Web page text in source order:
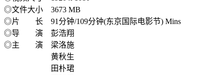
◎文件大小 3673 MB
◎片 长 91分钟/109分钟(东京国际电影节) Mins
◎导 演 彭浩翔
◎主 演 梁洛施
黄秋生
田朴珺